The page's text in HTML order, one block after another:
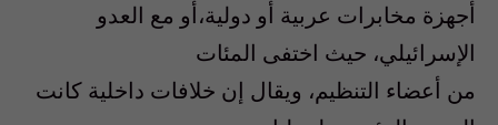
أجهزة مخابرات عربية أو دولية،أو مع العدو
الإسرائيلي، حيث اختفى المئات
من أعضاء التنظيم، ويقال إن خلافات داخلية كانت